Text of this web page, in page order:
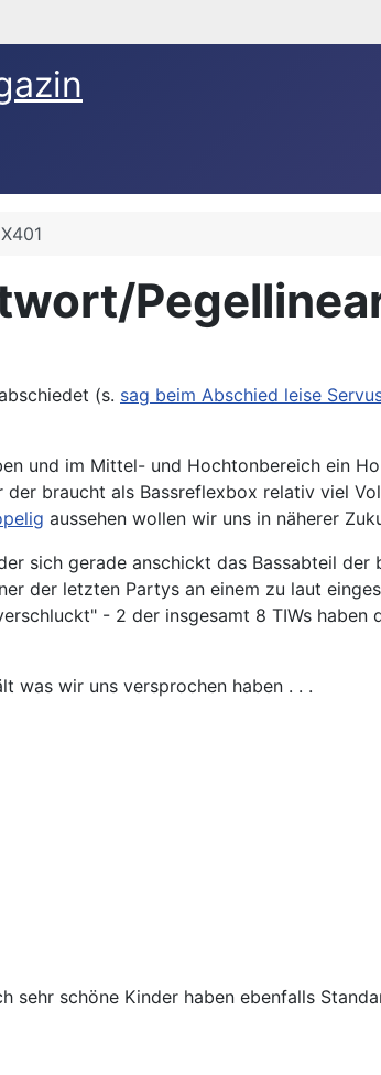
(s. sag beim Abschied leise
und im Mittel- und Hochtonbereich ein
der braucht als Bassreflexbox relativ viel
aussehen wollen wir uns in näherer
sich gerade anschickt das Bassabteil
der letzten Partys an einem zu laut
- 2 der insgesamt 8 TIWs haben
was wir uns versprochen haben . . .
sehr schöne Kinder haben ebenfalls